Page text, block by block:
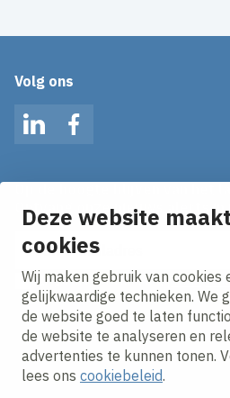
Deze website
cookies
Wij maken gebruik van cookies
gelijkwaardige technieken. We
de website goed te laten
de website te analyseren en
advertenties te kunnen tonen.
lees ons cookiebeleid.
Volg ons
LinkedInFacebook
Ontvang onze nieuws alerts
E-mailadres
Ik ga akkoord met hetprivacy